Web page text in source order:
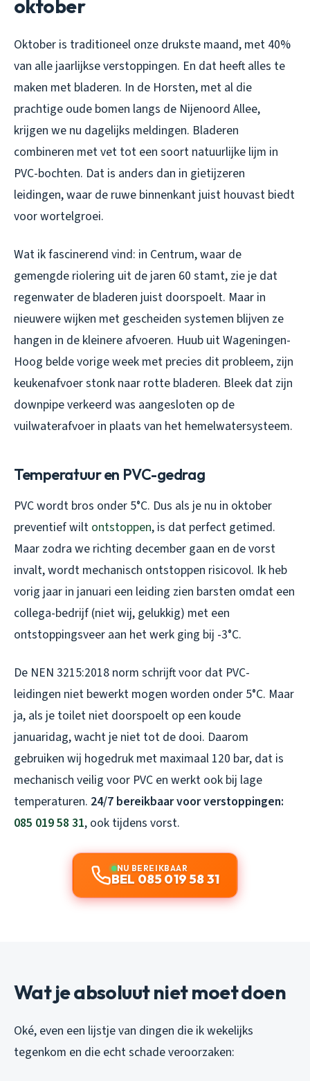
oktober
Oktober is traditioneel onze drukste maand, met 40%
van alle jaarlijkse verstoppingen. En dat heeft alles te
maken met bladeren. In de Horsten, met al die
prachtige oude bomen langs de Nijenoord Allee,
krijgen we nu dagelijks meldingen. Bladeren
combineren met vet tot een soort natuurlijke lijm in
PVC-bochten. Dat is anders dan in gietijzeren
leidingen, waar de ruwe binnenkant juist houvast biedt
voor wortelgroei.
Wat ik fascinerend vind: in Centrum, waar de
gemengde riolering uit de jaren 60 stamt, zie je dat
regenwater de bladeren juist doorspoelt. Maar in
nieuwere wijken met gescheiden systemen blijven ze
hangen in de kleinere afvoeren. Huub uit Wageningen-
Hoog belde vorige week met precies dit probleem, zijn
keukenafvoer stonk naar rotte bladeren. Bleek dat zijn
downpipe verkeerd was aangesloten op de
vuilwaterafvoer in plaats van het hemelwatersysteem.
Temperatuur en PVC-gedrag
PVC wordt bros onder 5°C. Dus als je nu in oktober
preventief wilt ontstoppen, is dat perfect getimed.
Maar zodra we richting december gaan en de vorst
invalt, wordt mechanisch ontstoppen risicovol. Ik heb
vorig jaar in januari een leiding zien barsten omdat een
collega-bedrijf (niet wij, gelukkig) met een
ontstoppingsveer aan het werk ging bij -3°C.
De NEN 3215:2018 norm schrijft voor dat PVC-
leidingen niet bewerkt mogen worden onder 5°C. Maar
ja, als je toilet niet doorspoelt op een koude
januaridag, wacht je niet tot de dooi. Daarom
gebruiken wij hogedruk met maximaal 120 bar, dat is
mechanisch veilig voor PVC en werkt ook bij lage
temperaturen. 24/7 bereikbaar voor verstoppingen:
085 019 58 31, ook tijdens vorst.
NU BEREIKBAAR
BEL 085 019 58 31
Wat je absoluut niet moet doen
Oké, even een lijstje van dingen die ik wekelijks
tegenkom en die echt schade veroorzaken: